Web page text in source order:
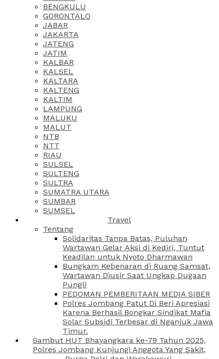
BENGKULU
GORONTALO
JABAR
JAKARTA
JATENG
JATIM
KALBAR
KALSEL
KALTARA
KALTENG
KALTIM
LAMPUNG
MALUKU
MALUT
NTB
NTT
RIAU
SULSEL
SULTENG
SULTRA
SUMATRA UTARA
SUMBAR
SUMSEL
Travel
Tentang
Solidaritas Tanpa Batas, Puluhan
Wartawan Gelar Aksi di Kediri, Tuntut
Keadilan untuk Nyoto Dharmawan
Bungkam Kebenaran di Ruang Samsat,
Wartawan Diusir Saat Ungkap Dugaan
Pungli
PEDOMAN PEMBERITAAN MEDIA SIBER
Polres Jombang Patut Di Beri Apresiasi
Karena Berhasil Bongkar Sindikat Mafia
Solar Subsidi Terbesar di Nganjuk Jawa
Timur.
Sambut HUT Bhayangkara ke-79 Tahun 2025,
Polres Jombang Kunjungi Anggota Yang Sakit,